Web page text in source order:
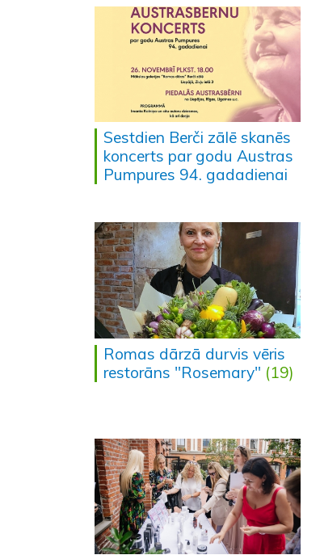
Sestdien Berči zālē skanēs
koncerts par godu Austras
Pumpures 94. gadadienai
Romas dārzā durvis vēris
restorāns "Rosemary" (19)